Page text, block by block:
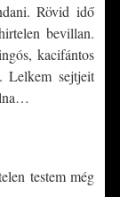
Rövid idő
bevillan.
kacifántos
Lelkem sejtjeit
testem még